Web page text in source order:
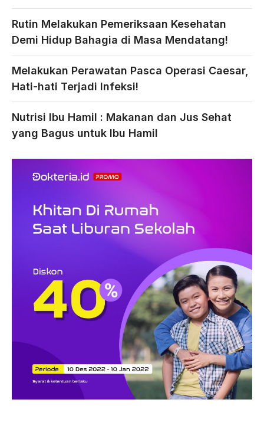
Rutin Melakukan Pemeriksaan Kesehatan
Demi Hidup Bahagia di Masa Mendatang!
Melakukan Perawatan Pasca Operasi Caesar,
Hati-hati Terjadi Infeksi!
Nutrisi Ibu Hamil : Makanan dan Jus Sehat
yang Bagus untuk Ibu Hamil